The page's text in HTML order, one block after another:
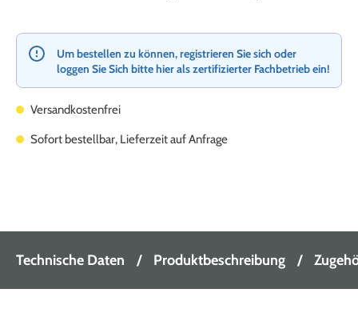
Um bestellen zu können, registrieren Sie sich oder
loggen Sie Sich bitte hier als zertifizierter Fachbetrieb ein!
Versandkostenfrei
Sofort bestellbar, Lieferzeit auf Anfrage
Technische Daten Produktbeschreibung